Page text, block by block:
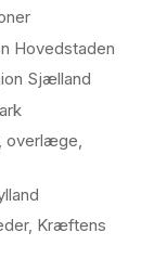
Hovedstaden
Sjælland
overlæge,
Kræftens